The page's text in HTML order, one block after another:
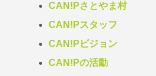
CAN!Pさとやま村
CAN!Pスタッフ
CAN!Pビジョン
CAN!Pの活動